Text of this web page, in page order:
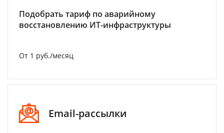
Подобрать тариф по аварийному
восстановлению ИТ-инфраструктуры
От 1 руб./месяц
Email-рассылки